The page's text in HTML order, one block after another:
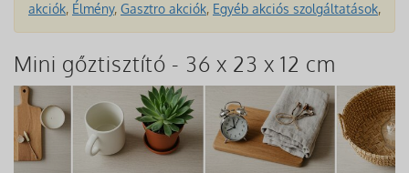
akciók, Élmény, Gasztro akciók, Egyéb akciós szolgáltatások,
Mini gőztisztító - 36 x 23 x 12 cm